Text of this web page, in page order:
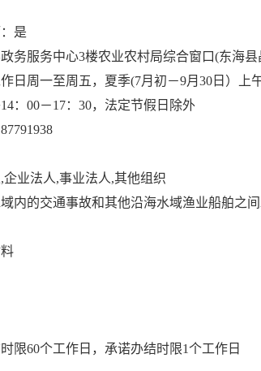
是
务服务中心3楼农业农村局综合窗口(东海县
日周一至周五，夏季(7月初－9月30日）上
：00－17：30，法定节假日除外
业法人,事业法人,其他组织
内的交通事故和其他沿海水域渔业船舶之
限60个工作日，承诺办结时限1个工作日